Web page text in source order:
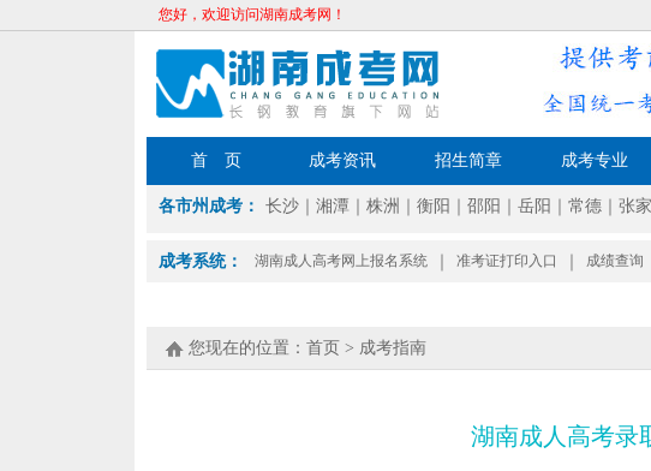
您好，欢迎访问湖南成考网！
首 页 成考资讯 招生简章 成考专业
各市州成考： 长沙 湘潭 株洲 衡阳 邵阳 岳阳 常德 张
成考系统： 湖南成人高考网上报名系统 准考证打印入口 成绩查询
您现在的位置： 首页 > 成考指南
湖南成人高考录